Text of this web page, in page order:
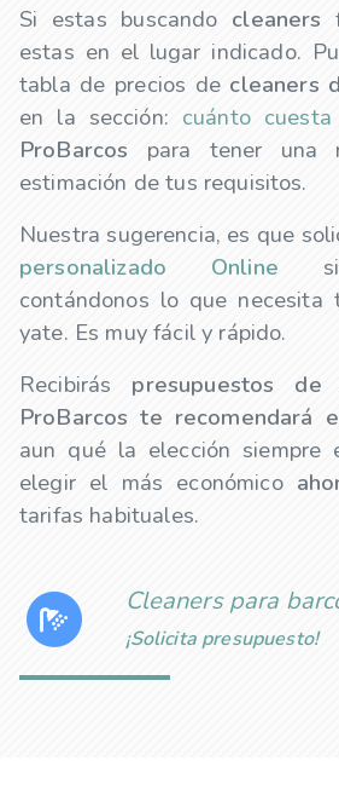
Si estas buscando cleaners
estas en el lugar indicado.
tabla de precios de cleaners
en la sección: cuánto
ProBarcos para tener una
estimación de tus requisitos.
Nuestra sugerencia, es que
personalizado Online
contándonos lo que necesita
yate. Es muy fácil y rápido.
Recibirás presupuestos de
ProBarcos te recomendará
aun qué la elección siempre
elegir el más económico
tarifas habituales.
Cleaners para
¡Solicita presupuesto!